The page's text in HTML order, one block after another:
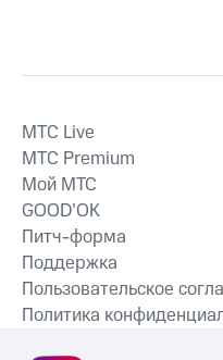
MTС Live
MTС Premium
Мой МТС
GOOD’OK
Питч-форма
Поддержка
Пользовательское
Политика